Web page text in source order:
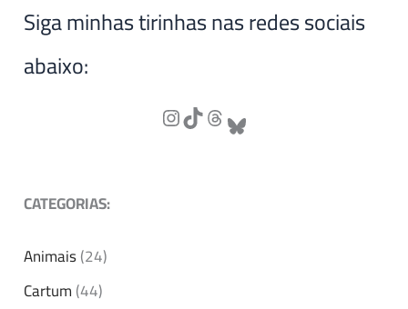
Siga minhas tirinhas nas redes sociais
abaixo:
CATEGORIAS:
Animais(24)
Cartum(44)